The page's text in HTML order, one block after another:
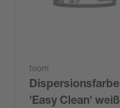
toom
Dispersionsfarbe
'Easy Clean' weiß